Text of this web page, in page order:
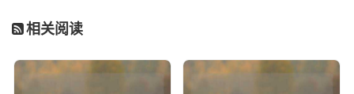
战场，它们看似毫无关联，却都在我的生活中扮演着重要的
角色，星辰给予我宁静与思考，让我在喧嚣的世界中找到一
片心灵的净土；和平精英则带给我活力与挑战，让我在虚拟
的战场上释放自己的热血与豪情，我只喜欢星辰和平精英，
相关阅读